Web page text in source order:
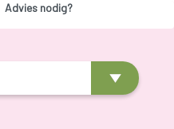
Advies nodig?